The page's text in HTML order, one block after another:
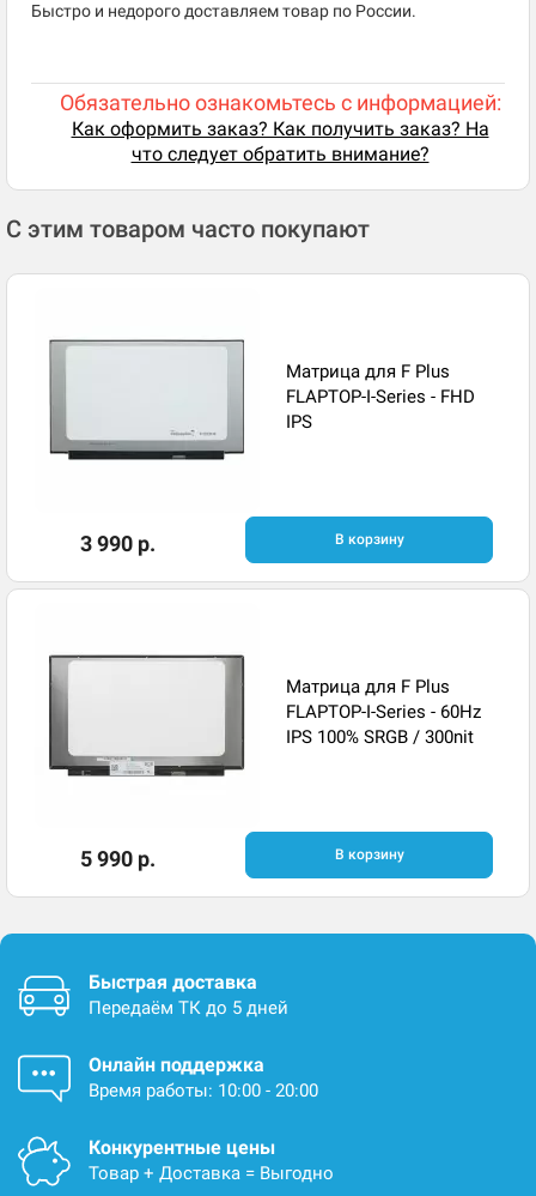
Быстро и недорого доставляем товар по России.
Обязательно ознакомьтесь с информацией:
Как оформить заказ? Как получить заказ? На
что следует обратить внимание?
С этим товаром часто покупают
Матрица для F Plus
FLAPTOP-I-Series - FHD
IPS
3 990 р. В корзину
Матрица для F Plus
FLAPTOP-I-Series - 60Hz
IPS 100% SRGB / 300nit
5 990 р. В корзину
Быстрая доставка
Передаём ТК до 5 дней
Онлайн поддержка
Время работы: 10:00 - 20:00
Конкурентные цены
Товар + Доставка = Выгодно